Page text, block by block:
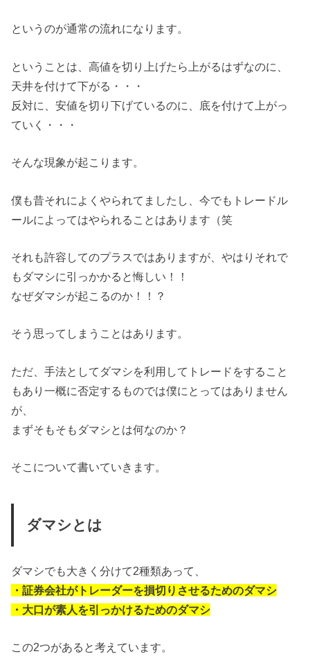
というのが通常の流れになります。
ということは、高値を切り上げたら上がるはずなのに、
天井を付けて下がる・・・
反対に、安値を切り下げているのに、底を付けて上がっ
ていく・・・
そんな現象が起こります。
僕も昔それによくやられてましたし、今でもトレードル
ールによってはやられることはあります（笑
それも許容してのプラスではありますが、やはりそれで
もダマシに引っかかると悔しい！！
なぜダマシが起こるのか！！？
そう思ってしまうことはあります。
ただ、手法としてダマシを利用してトレードをすること
もあり一概に否定するものでは僕にとってはありません
が、
まずそもそもダマシとは何なのか？
そこについて書いていきます。
ダマシとは
ダマシでも大きく分けて2種類あって、
・証券会社がトレーダーを損切りさせるためのダマシ
・大口が素人を引っかけるためのダマシ
この2つがあると考えています。